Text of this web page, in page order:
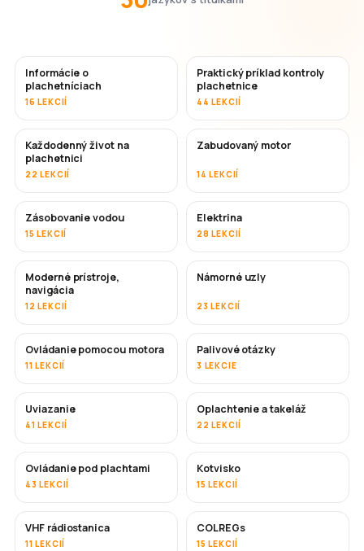
Informácie o
plachetníciach
16 LEKCIÍ
Praktický príklad kontroly
plachetnice
44 LEKCIÍ
Každodenný život na
plachetnici
22 LEKCIÍ
Zabudovaný motor
14 LEKCIÍ
Zásobovanie vodou
15 LEKCIÍ
Elektrina
28 LEKCIÍ
Moderné prístroje,
navigácia
12 LEKCIÍ
Námorné uzly
23 LEKCIÍ
Ovládanie pomocou motora
11 LEKCIÍ
Palivové otázky
3 LEKCIE
Uviazanie
41 LEKCIÍ
Oplachtenie a takeláž
22 LEKCIÍ
Ovládanie pod plachtami
43 LEKCIÍ
Kotvisko
15 LEKCIÍ
VHF rádiostanica
11 LEKCIÍ
COLREGs
15 LEKCIÍ